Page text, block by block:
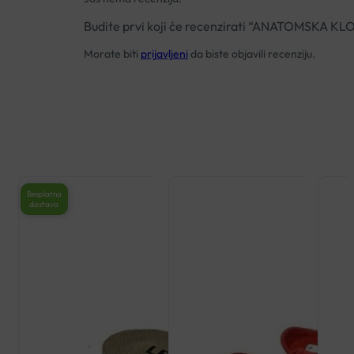
Budite prvi koji će recenzirati “ANATOMSKA
Morate biti prijavljeni da biste objavili recenziju.
Besplatna
dostava